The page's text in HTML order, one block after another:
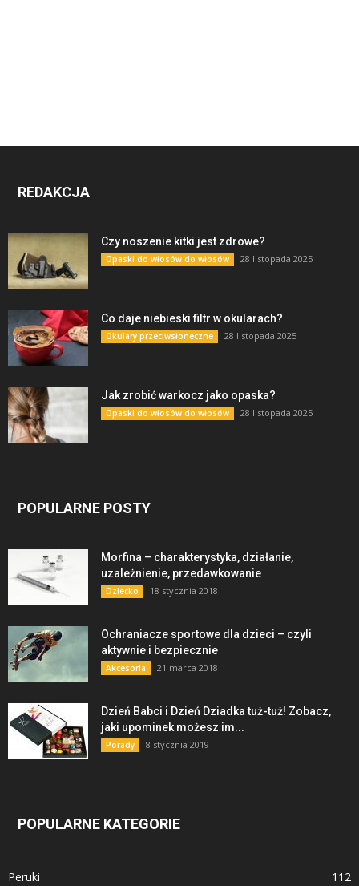
REDAKCJA
Czy noszenie kitki jest zdrowe?
Opaski do włosów do włosów 28 listopada 2025
Co daje niebieski filtr w okularach?
Okulary przeciwsłoneczne 28 listopada 2025
Jak zrobić warkocz jako opaska?
Opaski do włosów do włosów 28 listopada 2025
POPULARNE POSTY
Morfina – charakterystyka, działanie,
uzależnienie, przedawkowanie
Dziecko 18 stycznia 2018
Ochraniacze sportowe dla dzieci – czyli
aktywnie i bezpiecznie
Akcesoria 21 marca 2018
Dzień Babci i Dzień Dziadka tuż-tuż! Zobacz,
jaki upominek możesz im...
Porady 8 stycznia 2019
POPULARNE KATEGORIE
Peruki
112